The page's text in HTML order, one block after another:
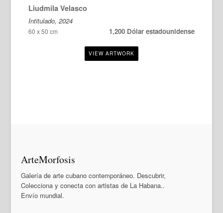
Liudmila Velasco
Intitulado, 2024
60 x 50 cm 1,200 Dólar estadounidense
ArteMorfosis
Galería de arte cubano contemporáneo. Descubrir,
Colecciona y conecta con artistas de La Habana..
Envío mundial.